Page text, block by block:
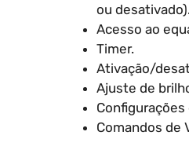
ou
Acesso ao
Timer.
Ativação/
Ajuste de
Comandos de